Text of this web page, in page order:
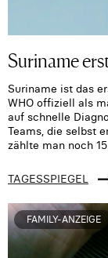
Suriname
Suriname ist das
WHO offiziell als
auf schnelle
Teams, die selbst
zählte man noch
TAGESSPIEGEL
FAMILY-ANZEIGE